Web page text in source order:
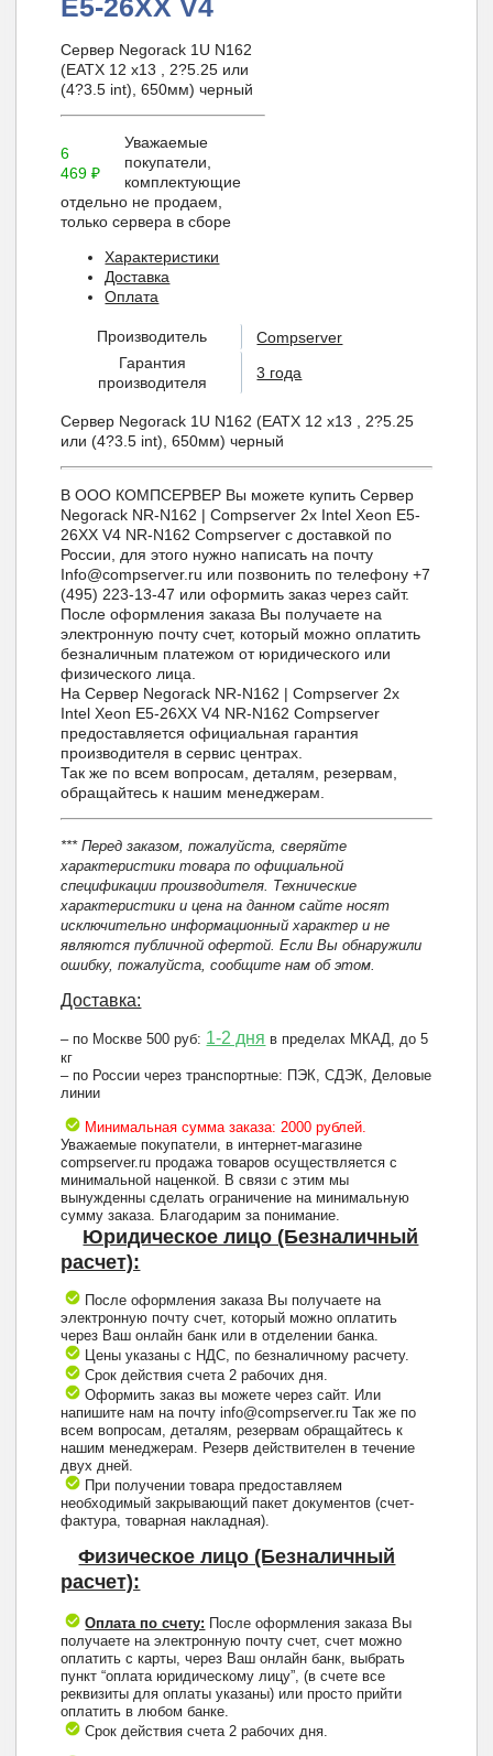
E5-26XX V4
Сервер Negorack 1U N162
(EATX 12 x13 , 2?5.25 или
(4?3.5 int), 650мм) черный
6
469₽
Уважаемые
покупатели,
комплектующие
отдельно не продаем,
только сервера в сборе
Характеристики
Доставка
Оплата
Производитель
Compserver
Гарантия
производителя
3 года
Сервер Negorack 1U N162 (EATX 12 x13 , 2?5.25
или (4?3.5 int), 650мм) черный
В ООО КОМПСЕРВЕР Вы можете купить Сервер
Negorack NR-N162 | Compserver 2x Intel Xeon E5-
26XX V4 NR-N162 Compserver с доставкой по
России, для этого нужно написать на почту
Info@compserver.ru или позвонить по телефону +7
(495) 223-13-47 или оформить заказ через сайт.
После оформления заказа Вы получаете на
электронную почту счет, который можно оплатить
безналичным платежом от юридического или
физического лица.
На Сервер Negorack NR-N162 | Compserver 2x
Intel Xeon E5-26XX V4 NR-N162 Compserver
предоставляется официальная гарантия
производителя в сервис центрах.
Так же по всем вопросам, деталям, резервам,
обращайтесь к нашим менеджерам.
*** Перед заказом, пожалуйста, сверяйте
характеристики товара по официальной
спецификации производителя. Технические
характеристики и цена на данном сайте носят
исключительно информационный характер и не
являются публичной офертой. Если Вы обнаружили
ошибку, пожалуйста, сообщите нам об этом.
Доставка:
– по Москве 500 руб: 1-2 дня в пределах МКАД, до 5
кг
– по России через транспортные: ПЭК, СДЭК, Деловые
линии
Минимальная сумма заказа: 2000 рублей.
Уважаемые покупатели, в интернет-магазине
compserver.ru продажа товаров осуществляется с
минимальной наценкой. В связи с этим мы
вынужденны сделать ограничение на минимальную
сумму заказа. Благодарим за понимание.
Юридическое лицо (Безналичный
расчет):
После оформления заказа Вы получаете на
электронную почту счет, который можно оплатить
через Ваш онлайн банк или в отделении банка.
Цены указаны с НДС, по безналичному расчету.
Срок действия счета 2 рабочих дня.
Оформить заказ вы можете через сайт. Или
напишите нам на почту info@compserver.ru Так же по
всем вопросам, деталям, резервам обращайтесь к
нашим менеджерам. Резерв действителен в течение
двух дней.
При получении товара предоставляем
необходимый закрывающий пакет документов (счет-
фактура, товарная накладная).
Физическое лицо (Безналичный
расчет):
Оплата по счету: После оформления заказа Вы
получаете на электронную почту счет, счет можно
оплатить с карты, через Ваш онлайн банк, выбрать
пункт “оплата юридическому лицу”, (в счете все
реквизиты для оплаты указаны) или просто прийти
оплатить в любом банке.
Срок действия счета 2 рабочих дня.